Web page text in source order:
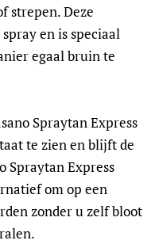
strepen. Deze
en is speciaal
egaal bruin te
Spraytan Express
te zien en blijft de
Spraytan Express
om op een
zonder u zelf bloot